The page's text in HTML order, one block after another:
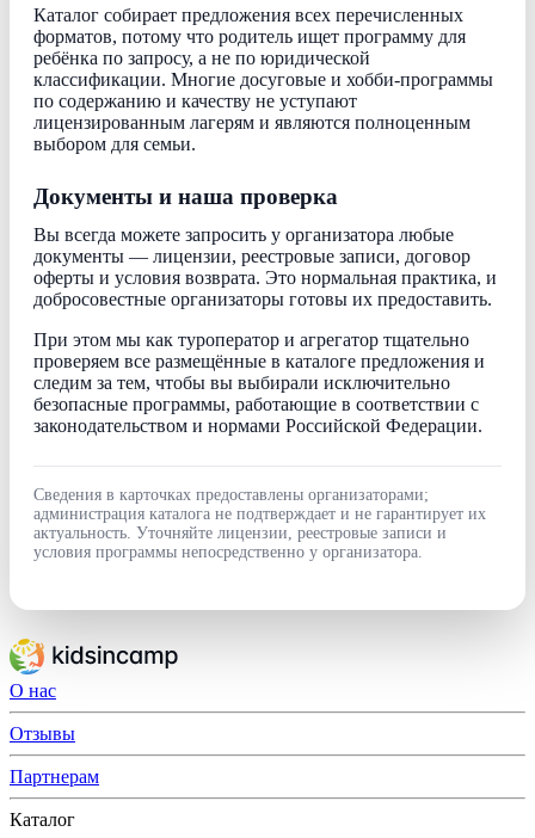
Каталог собирает предложения всех перечисленных
форматов, потому что родитель ищет программу для
ребёнка по запросу, а не по юридической
классификации. Многие досуговые и хобби-программы
по содержанию и качеству не уступают
лицензированным лагерям и являются полноценным
выбором для семьи.
Документы и наша проверка
Вы всегда можете запросить у организатора любые
документы — лицензии, реестровые записи, договор
оферты и условия возврата. Это нормальная практика, и
добросовестные организаторы готовы их предоставить.
При этом мы как туроператор и агрегатор тщательно
проверяем все размещённые в каталоге предложения и
следим за тем, чтобы вы выбирали исключительно
безопасные программы, работающие в соответствии с
законодательством и нормами Российской Федерации.
Сведения в карточках предоставлены организаторами;
администрация каталога не подтверждает и не гарантирует их
актуальность. Уточняйте лицензии, реестровые записи и
условия программы непосредственно у организатора.
О нас
Отзывы
Партнерам
Каталог